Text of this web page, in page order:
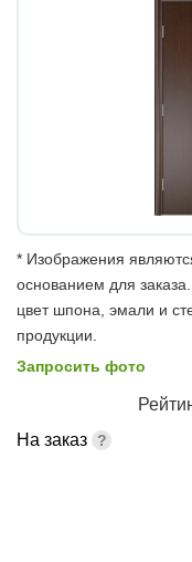
* Изображения
основанием для
цвет шпона, эмали и
продукции.
Запросить фото
На заказ